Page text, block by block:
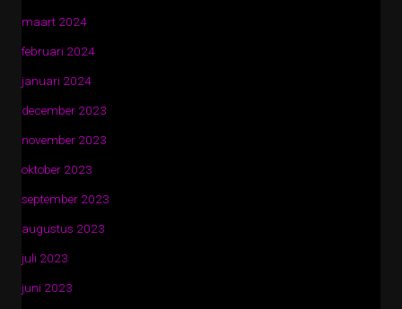
maart 2024
februari 2024
januari 2024
december 2023
november 2023
oktober 2023
september 2023
augustus 2023
juli 2023
juni 2023